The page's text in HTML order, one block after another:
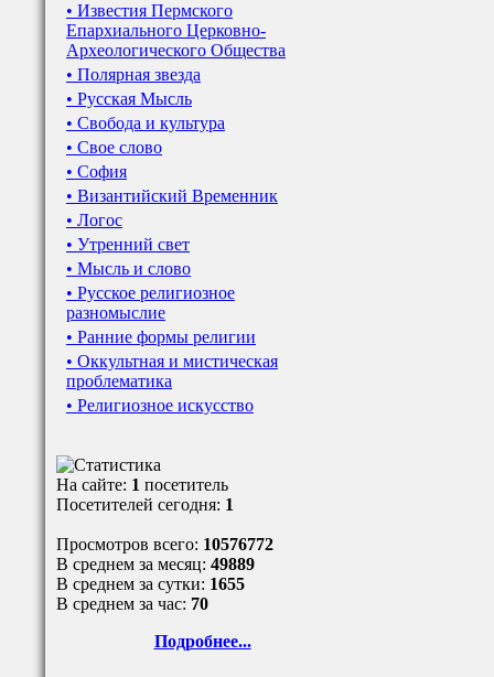
• Известия Пермского
Епархиального Церковно-
Археологического Общества
• Полярная звезда
• Русская Мысль
• Свобода и культура
• Свое слово
• София
• Византийский Временник
• Логос
• Утренний свет
• Мысль и слово
• Русское религиозное
разномыслие
• Ранние формы религии
• Оккультная и мистическая
проблематика
• Религиозное искусство
На сайте: 1 посетитель
Посетителей сегодня: 1
Просмотров всего: 10576772
В среднем за месяц: 49889
В среднем за сутки: 1655
В среднем за час: 70
Подробнее...